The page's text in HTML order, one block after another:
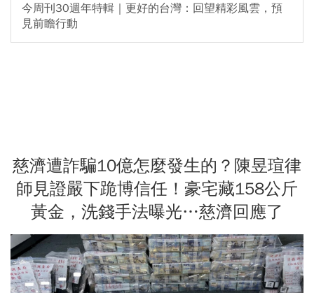
今周刊30週年特輯｜更好的台灣：回望精彩風雲，預
見前瞻行動
慈濟遭詐騙10億怎麼發生的？陳昱瑄律
師見證嚴下跪博信任！豪宅藏158公斤
黃金，洗錢手法曝光…慈濟回應了